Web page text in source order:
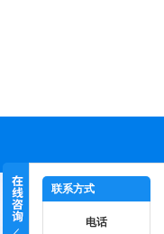
联系方式
电话